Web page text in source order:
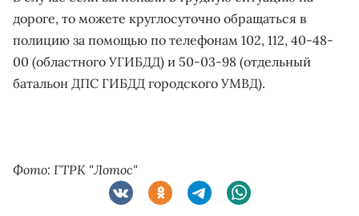
дороге, то можете круглосуточно обращаться в
полицию за помощью по телефонам 102, 112, 40-48-
00 (областного УГИБДД) и 50-03-98 (отдельный
батальон ДПС ГИБДД городского УМВД).
Фото: ГТРК "Лотос"